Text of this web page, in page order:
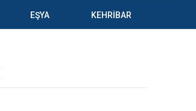
EŞYA KEHRİBAR